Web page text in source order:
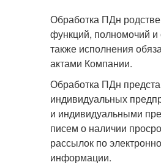
Обработка ПДн
функций, полномочий и
также исполнения
актами Компании.
Обработка ПДн
индивидуальных
и индивидуальными
писем о наличии
рассылок по
информации.